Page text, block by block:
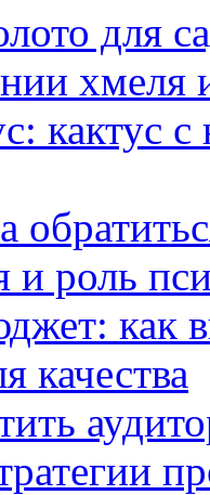
для
хмеля
кактус
и роль
как
качества